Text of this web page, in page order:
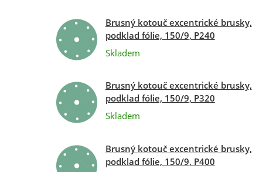
Brusný kotouč excentrické brusky,
podklad fólie, 150/9, P240
Skladem
Brusný kotouč excentrické brusky,
podklad fólie, 150/9, P320
Skladem
Brusný kotouč excentrické brusky,
podklad fólie, 150/9, P400